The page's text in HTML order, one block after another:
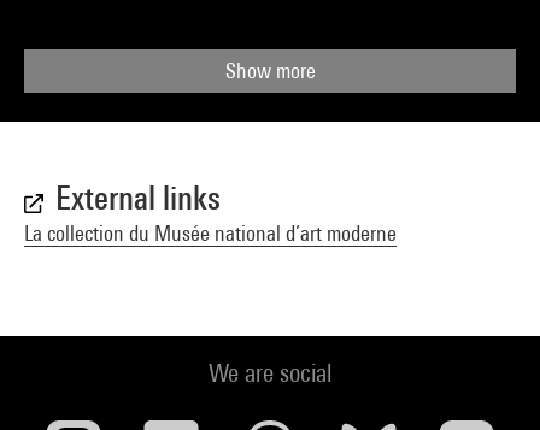
Show more
External links
La collection du Musée national d’art moderne
We are social